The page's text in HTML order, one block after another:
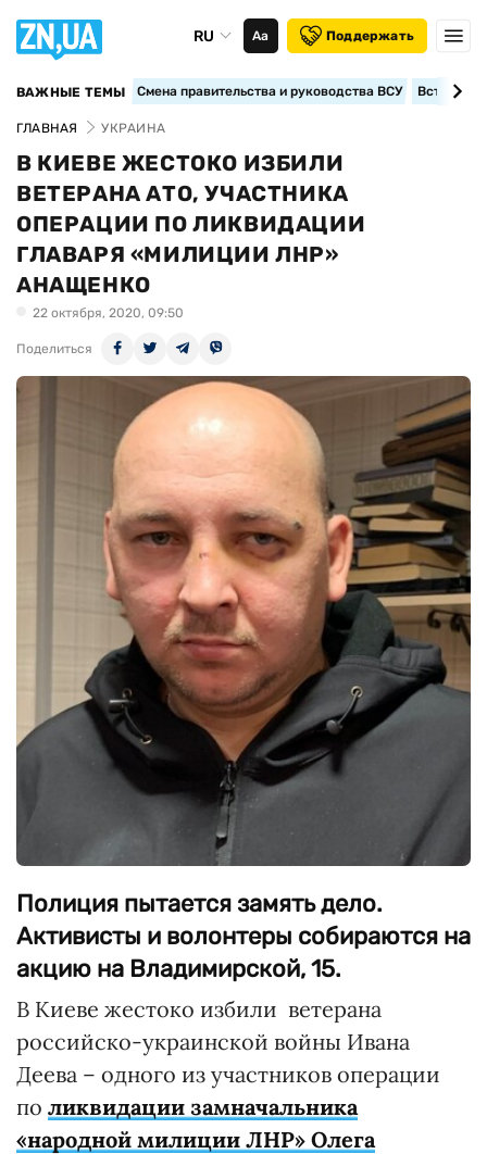
RU Аа Поддержать
ВАЖНЫЕ ТЕМЫ Смена правительства и руководства ВСУ
ГЛАВНАЯ УКРАИНА
В КИЕВЕ ЖЕСТОКО ИЗБИЛИ
ВЕТЕРАНА АТО, УЧАСТНИКА
ОПЕРАЦИИ ПО ЛИКВИДАЦИИ
ГЛАВАРЯ «МИЛИЦИИ ЛНР»
АНАЩЕНКО
22 октября, 2020, 09:50
Поделиться
Полиция пытается замять дело.
Активисты и волонтеры собираются на
акцию на Владимирской, 15.
В Киеве жестоко избили ветерана
российско-украинской войны Ивана
Деева – одного из участников операции
по ликвидации замначальника
«народной милиции ЛНР» Олега